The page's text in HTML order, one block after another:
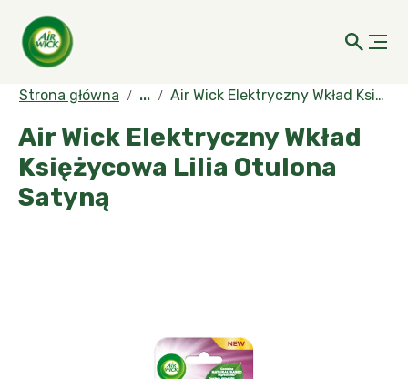
Strona główna ... Air Wick Elektryczny Wkład Księżycowa Lilia Otulona Satyną
Air Wick Elektryczny Wkład
Księżycowa Lilia Otulona
Satyną